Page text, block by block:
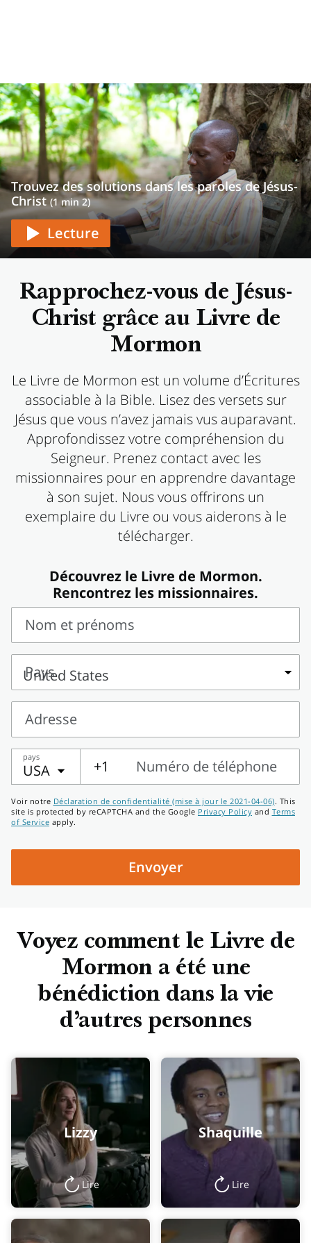
Trouvez des solutions dans les paroles de Jésus-
Christ(1 min 2)
Lecture
Rapprochez-vous de Jésus-
Christ grâce au Livre de
Mormon
Le Livre de Mormon est un volume d’Écritures
associable à la Bible. Lisez des versets sur
Jésus que vous n’avez jamais vus auparavant.
Approfondissez votre compréhension du
Seigneur. Prenez contact avec les
missionnaires pour en apprendre davantage
à son sujet. Nous vous offrirons un
exemplaire du Livre ou vous aiderons à le
télécharger.
Découvrez le Livre de Mormon.
Rencontrez les missionnaires.
Nom et prénoms
Nom
prénoms
Pays
Pays
Adresse
Adresse
pays
USA +1
Numéro de téléphone
Numéro
de
téléphone
Voir notre Déclaration de confidentialité (mise à jour le 2021-04-06). This
site is protected by reCAPTCHA and the Google Privacy Policy and Terms
of Service apply.
Envoyer
Voyez comment le Livre de
Mormon a été une
bénédiction dans la vie
d’autres personnes
Lizzy
Lire
Shaquille
Lire